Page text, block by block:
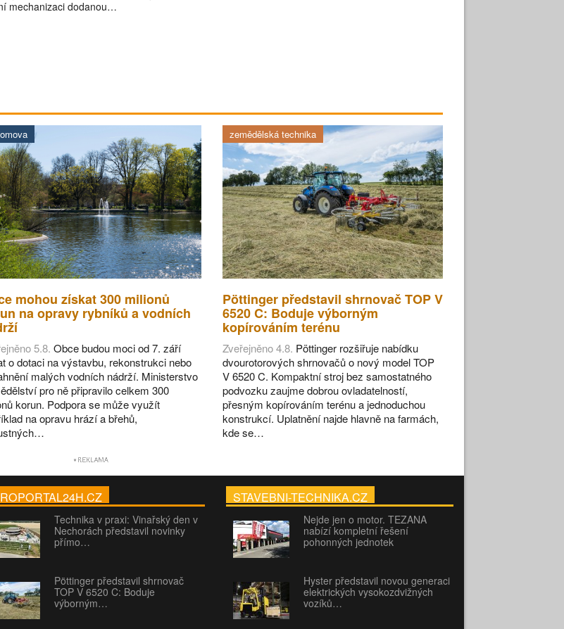
mechanizaci dodanou…
mohou získat 300 milionů
na opravy rybníků a vodních
5.8. Obce budou moci od 7. září
o dotaci na výstavbu, rekonstrukci nebo
malých vodních nádrží. Ministerstvo
pro ně připravilo celkem 300
korun. Podpora se může využít
na opravu hrází a břehů,
zemědělská technika
Pöttinger představil shrnovač TOP V
6520 C: Boduje výborným
kopírováním terénu
Zveřejněno 4.8. Pöttinger rozšiřuje nabídku
dvourotorových shrnovačů o nový model TOP
V 6520 C. Kompaktní stroj bez samostatného
podvozku zaujme dobrou ovladatelností,
přesným kopírováním terénu a jednoduchou
konstrukcí. Uplatnění najde hlavně na farmách,
kde se…
Technika v praxi: Vinařský den v
Nechorách představil novinky
přímo…
Pöttinger představil shrnovač
TOP V 6520 C: Boduje
výborným…
STAVEBNI-TECHNIKA.CZ
Nejde jen o motor. TEZANA
nabízí kompletní řešení
pohonných jednotek
Hyster představil novou generaci
elektrických vysokozdvižných
vozíků…